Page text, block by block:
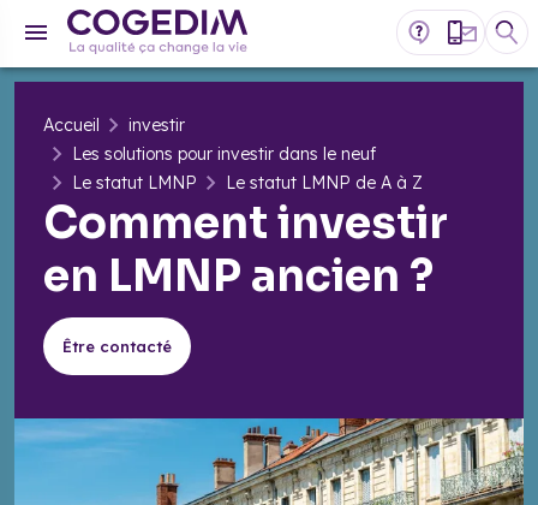
Accueil
investir
Les solutions pour investir dans le neuf
Le statut LMNP
Le statut LMNP de A à Z
Comment investir
en LMNP ancien ?
Être contacté